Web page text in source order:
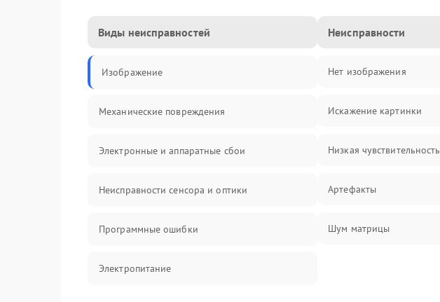
Виды неисправностей
Изображение
Механические повреждения
Электронные и аппаратные сбои
Неисправности сенсора и оптики
Программные ошибки
Электропитание
Неисправности
Нет изображения
Искажение картинки
Низкая чувствительность
Артефакты
Шум матрицы